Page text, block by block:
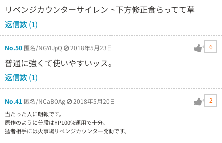
リベンジカウンターサイレント下方修正食らってて草
返信数 (1)
No.50 匿名/NGYIJpQ 2018年5月23日 6
普通に強くて使いやすいッス。
返信数 (1)
No.41 匿名/NCaBOAg 2018年5月20日 2
当たった人に朗報です。
原作のように普段はHP100%運用で十分、
猛者相手には火事場リベンジカウンター発動です。